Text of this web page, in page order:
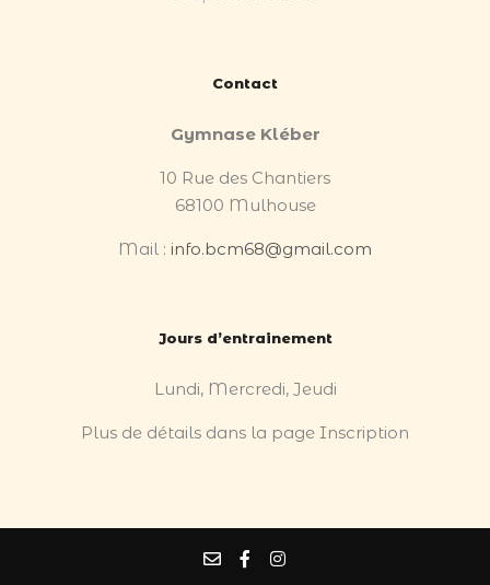
Contact
Gymnase Kléber
10 Rue des Chantiers
68100 Mulhouse
Mail : info.bcm68@gmail.com
Jours d’entrainement
Lundi, Mercredi, Jeudi
Plus de détails dans la page Inscription